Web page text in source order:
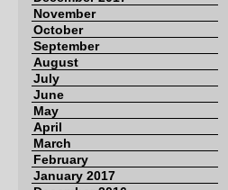
November
October
September
August
July
June
May
April
March
February
January 2017